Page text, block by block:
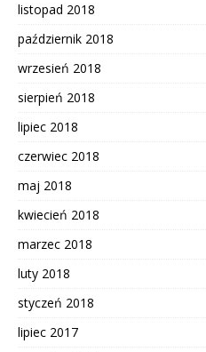
listopad 2018
październik 2018
wrzesień 2018
sierpień 2018
lipiec 2018
czerwiec 2018
maj 2018
kwiecień 2018
marzec 2018
luty 2018
styczeń 2018
lipiec 2017